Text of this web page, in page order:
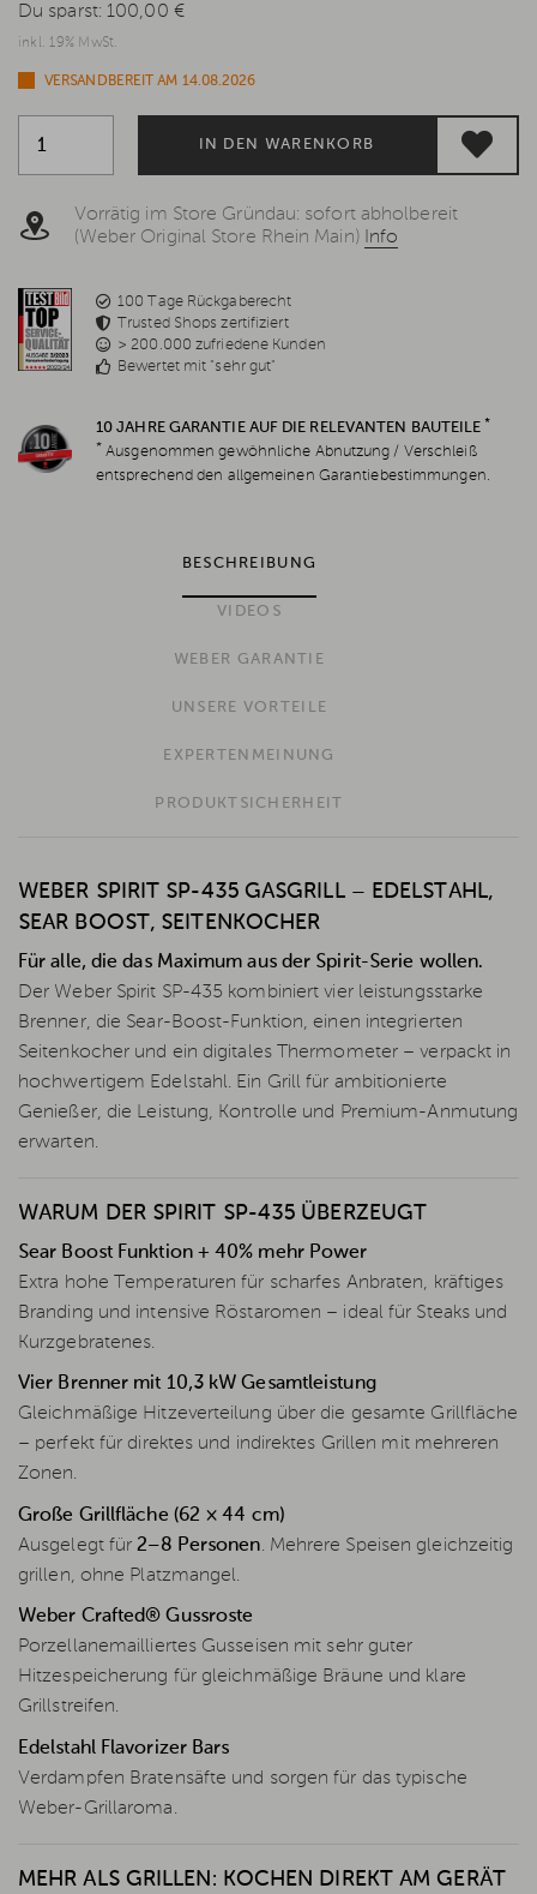
Du sparst:100,00 €
inkl. 19% MwSt.
VERSANDBEREIT AM 14.08.2026
IN DEN WARENKORB
Vorrätig im Store Gründau: sofort abholbereit
(Weber Original Store Rhein Main) Info
100 Tage Rückgaberecht
Trusted Shops zertifiziert
> 200.000 zufriedene Kunden
Bewertet mit "sehr gut"
10 JAHRE GARANTIE AUF DIE RELEVANTEN BAUTEILE *
* Ausgenommen gewöhnliche Abnutzung / Verschleiß
entsprechend den allgemeinen Garantiebestimmungen.
BESCHREIBUNG
VIDEOS
WEBER GARANTIE
UNSERE VORTEILE
EXPERTENMEINUNG
PRODUKTSICHERHEIT
WEBER SPIRIT SP-435 GASGRILL – EDELSTAHL,
SEAR BOOST, SEITENKOCHER
Für alle, die das Maximum aus der Spirit-Serie wollen.
Der Weber Spirit SP-435 kombiniert vier leistungsstarke
Brenner, die Sear-Boost-Funktion, einen integrierten
Seitenkocher und ein digitales Thermometer – verpackt in
hochwertigem Edelstahl. Ein Grill für ambitionierte
Genießer, die Leistung, Kontrolle und Premium-Anmutung
erwarten.
WARUM DER SPIRIT SP-435 ÜBERZEUGT
Sear Boost Funktion + 40% mehr Power
Extra hohe Temperaturen für scharfes Anbraten, kräftiges
Branding und intensive Röstaromen – ideal für Steaks und
Kurzgebratenes.
Vier Brenner mit 10,3 kW Gesamtleistung
Gleichmäßige Hitzeverteilung über die gesamte Grillfläche
– perfekt für direktes und indirektes Grillen mit mehreren
Zonen.
Große Grillfläche (62 × 44 cm)
Ausgelegt für2–8 Personen. Mehrere Speisen gleichzeitig
grillen, ohne Platzmangel.
Weber Crafted® Gussroste
Porzellanemailliertes Gusseisen mit sehr guter
Hitzespeicherung für gleichmäßige Bräune und klare
Grillstreifen.
Edelstahl Flavorizer Bars
Verdampfen Bratensäfte und sorgen für das typische
Weber-Grillaroma.
MEHR ALS GRILLEN: KOCHEN DIREKT AM GERÄT